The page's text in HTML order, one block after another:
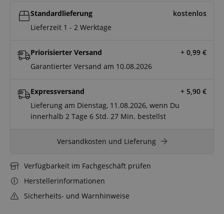
Standardlieferung
kostenlos
Lieferzeit 1 - 2 Werktage
Priorisierter Versand + 0,99 €
Garantierter Versand am 10.08.2026
Expressversand + 5,90 €
Lieferung am Dienstag, 11.08.2026, wenn Du
innerhalb2 Tage 6 Std. 27 Min. bestellst
Versandkosten und Lieferung
Verfügbarkeit im Fachgeschäft prüfen
Herstellerinformationen
Sicherheits- und Warnhinweise